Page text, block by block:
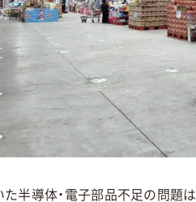
半導体・電子部品不足の問題